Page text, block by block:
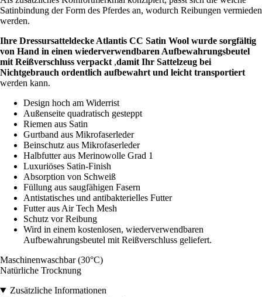
Satinbindung der Form des Pferdes an, wodurch Reibungen vermieden
werden.
Ihre Dressursatteldecke Atlantis CC Satin Wool wurde sorgfältig
von Hand in einen wiederverwendbaren Aufbewahrungsbeutel
mit Reißverschluss verpackt ,damit Ihr Sattelzeug bei
Nichtgebrauch ordentlich aufbewahrt und leicht transportiert
werden kann.
Design hoch am Widerrist
Außenseite quadratisch gesteppt
Riemen aus Satin
Gurtband aus Mikrofaserleder
Beinschutz aus Mikrofaserleder
Halbfutter aus Merinowolle Grad 1
Luxuriöses Satin-Finish
Absorption von Schweiß
Füllung aus saugfähigen Fasern
Antistatisches und antibakterielles Futter
Futter aus Air Tech Mesh
Schutz vor Reibung
Wird in einem kostenlosen, wiederverwendbaren
Aufbewahrungsbeutel mit Reißverschluss geliefert.
Maschinenwaschbar (30°C)
Natürliche Trocknung
Zusätzliche Informationen